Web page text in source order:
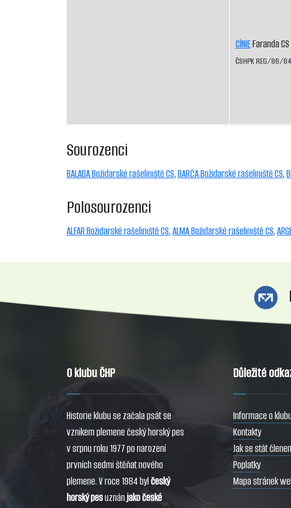
CÍNIEFaranda CS
ČSHPK REG/86/84
Sourozenci
BALADA Božidarské rašeliniště CS,BARČA Božidarské rašeliniště CS,
Polosourozenci
ALFAR Božidarské rašeliniště CS,ALMA Božidarské rašeliniště CS,
O klubu ČHP
Historie klubu se začala psát se
vznikem plemene český horský pes
v srpnu roku 1977 po narození
prvních sedmi štěňat nového
plemene. V roce 1984 bylčeský
horský pesuznánjako české
Důležité
Informace o
Kontakty
Jak se stát
Poplatky
Mapa stránek